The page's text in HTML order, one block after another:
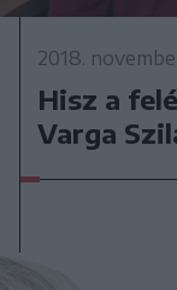
2018.
Hisz a
Varga